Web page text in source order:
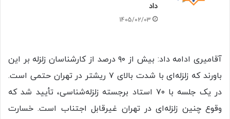
داد
1405/02/03
آقامیری ادامه داد: بیش از ۹۰ درصد از کارشناسان زلزله بر این
باورند که زلزله‌ای با شدت بالای ۷ ریشتر در تهران حتمی است.
در یک جلسه با ۷۰ استاد برجسته زلزله‌شناسی، تأیید شد که
وقوع چنین زلزله‌ای در تهران غیرقابل اجتناب است. خسارت